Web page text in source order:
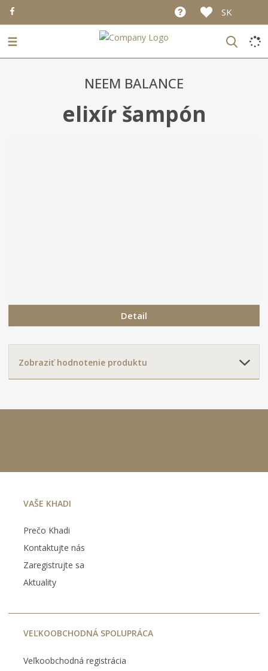
SK
☰
NEEM BALANCE
elixír šampón
Detail
Zobraziť hodnotenie produktu
VAŠE KHADI
Prečo Khadi
Kontaktujte nás
Zaregistrujte sa
Aktuality
VEĽKOOBCHODNÁ SPOLUPRÁCA
Veľkoobchodná registrácia